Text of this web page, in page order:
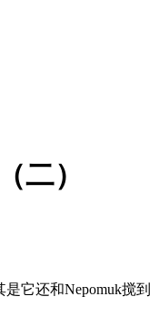
二）
它还和Nepomuk搅到